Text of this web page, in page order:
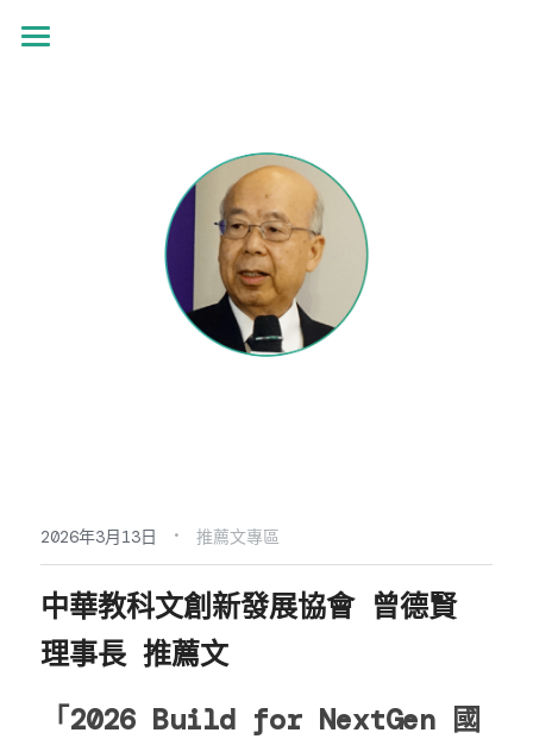
APIGBA
2026年3月13日 · 推薦文專區
中華教科文創新發展協會 曾德賢
理事長 推薦文
「2026 Build for NextGen 國